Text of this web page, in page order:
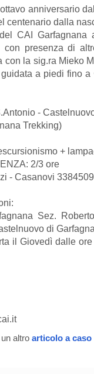
anniversario
centenario dalla
CAI Garfagnana
con presenza di
con la sig.ra Mieko
a piedi fino
-
Trekking)
+
2/3 ore
- Casanovi
Sez.
di
il Giovedì dalle
un altro articolo a caso